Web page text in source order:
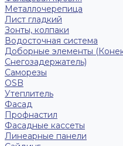
Металлочерепица
Лист гладкий
Зонты, колпаки
Водосточная система
Доборные элементы
Снегозадержатель)
Саморезы
ОSB
Утеплитель
Фасад
Профнастил
Фасадные кассеты
Линеарные панели